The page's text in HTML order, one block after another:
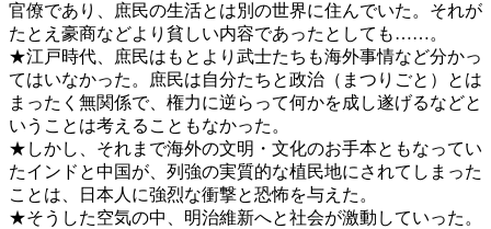
官僚であり、庶民の生活とは別の世界に住んでいた。それが
たとえ豪商などより貧しい内容であったとしても……。
★江戸時代、庶民はもとより武士たちも海外事情など分かっ
てはいなかった。庶民は自分たちと政治（まつりごと）とは
まったく無関係で、権力に逆らって何かを成し遂げるなどと
いうことは考えることもなかった。
★しかし、それまで海外の文明・文化のお手本ともなってい
たインドと中国が、列強の実質的な植民地にされてしまった
ことは、日本人に強烈な衝撃と恐怖を与えた。
★そうした空気の中、明治維新へと社会が激動していった。